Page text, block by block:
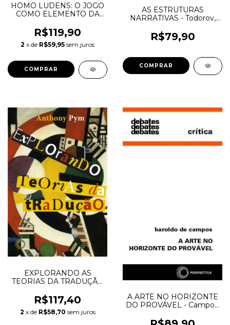
HOMO LUDENS: O JOGO
COMO ELEMENTO DA
Johan
R$119,90
2 x de R$59,95 sem juros
AS ESTRUTURAS
NARRATIVAS - Todorov,
R$79,90
EXPLORANDO AS
TEORIAS DA TRADUÇÃO
R$117,40
2 x de R$58,70 sem juros
A ARTE NO HORIZONTE
DO PROVÁVEL - Campos,